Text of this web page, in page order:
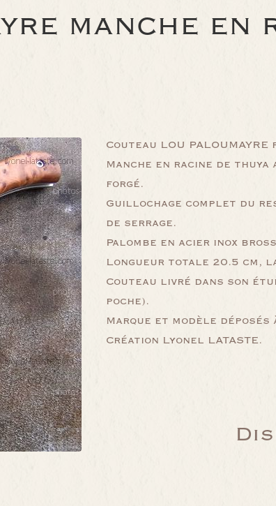
MANCHE EN
Couteau LOU
Manche en racine de thuya
forgé.
Guillochage complet du
de serrage.
Palombe en acier inox
Longueur totale 20.5 cm,
Couteau livré dans son
poche).
Marque et modèle déposés
Création Lyonel LATASTE.